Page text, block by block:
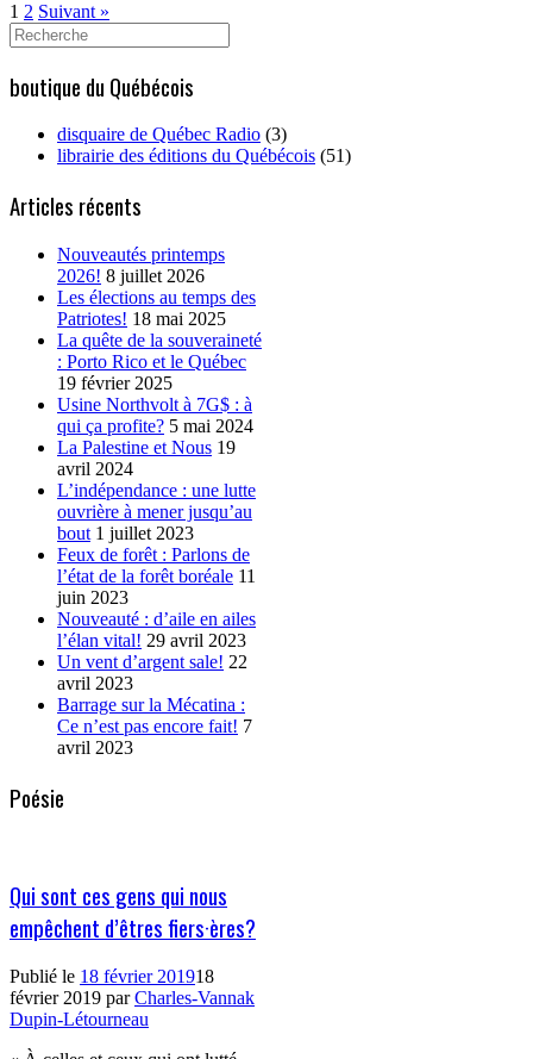
1 2 Suivant »
Search
for:
boutique du Québécois
disquaire de Québec Radio (3)
librairie des éditions du Québécois (51)
Articles récents
Nouveautés printemps
2026! 8 juillet 2026
Les élections au temps des
Patriotes! 18 mai 2025
La quête de la souveraineté
: Porto Rico et le Québec
19 février 2025
Usine Northvolt à 7G$ : à
qui ça profite? 5 mai 2024
La Palestine et Nous 19
avril 2024
L’indépendance : une lutte
ouvrière à mener jusqu’au
bout 1 juillet 2023
Feux de forêt : Parlons de
l’état de la forêt boréale 11
juin 2023
Nouveauté : d’aile en ailes
l’élan vital! 29 avril 2023
Un vent d’argent sale! 22
avril 2023
Barrage sur la Mécatina :
Ce n’est pas encore fait! 7
avril 2023
Poésie
Qui sont ces gens qui nous
empêchent d’êtres fiers·ères?
Publié le 18 février 201918
février 2019 parCharles-Vannak
Dupin-Létourneau